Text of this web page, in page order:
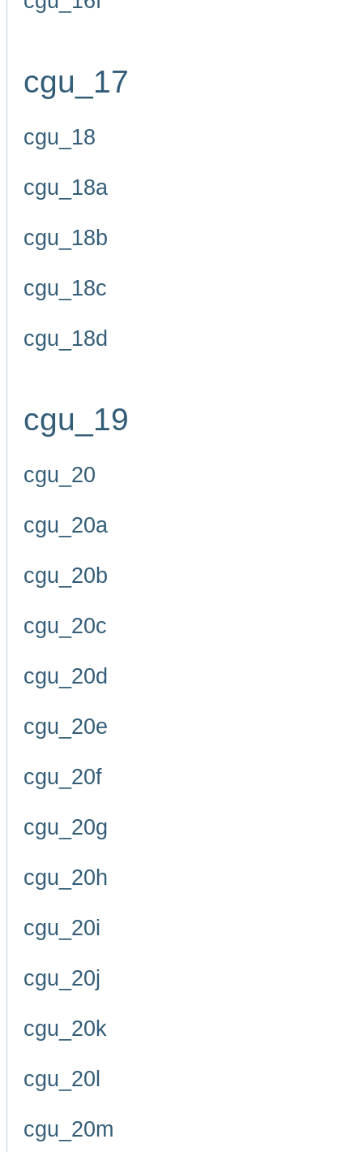
cgu_17
cgu_18
cgu_18a
cgu_18b
cgu_18c
cgu_18d
cgu_19
cgu_20
cgu_20a
cgu_20b
cgu_20c
cgu_20d
cgu_20e
cgu_20f
cgu_20g
cgu_20h
cgu_20i
cgu_20j
cgu_20k
cgu_20l
cgu_20m